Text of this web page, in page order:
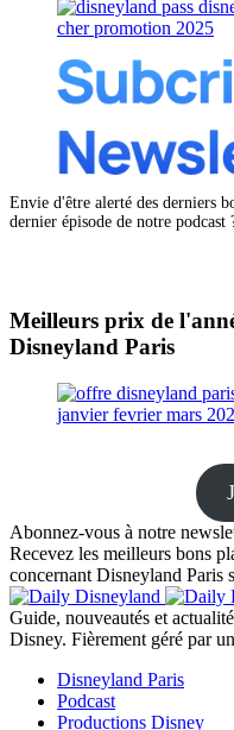
Envie d'être alerté des derniers
dernier épisode de notre podcast
Meilleurs prix de
Disneyland Paris
Abonnez-vous à notre
Recevez les meilleurs bons
concernant Disneyland Paris
Guide, nouveautés et
Disney. Fièrement géré par
Disneyland Paris
Podcast
Productions Disney